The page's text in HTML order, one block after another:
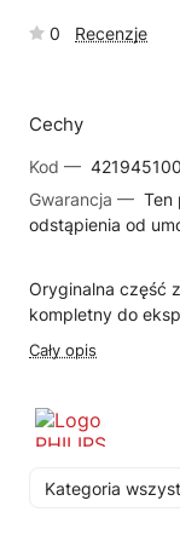
0 Recenzje
Cechy
Kod —
Gwarancja — Ten
odstąpienia od
Oryginalna część
kompletny do
Cały opis
Kategoria